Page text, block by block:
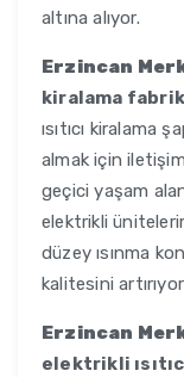
altına alıyor.
Erzincan
kiralama
ısıtıcı kiralama
almak için
geçici yaşam
elektrikli
düzey ısınma
kalitesini
Erzincan
elektrikli